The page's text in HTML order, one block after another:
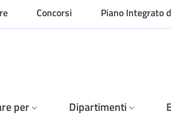
Concorsi
Piano Integrato
Organizzazione
per Dipartimenti